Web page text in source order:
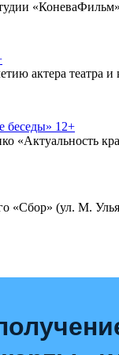
актера театра
беседы» 12+
«Актуальность
«Сбор» (ул. М.